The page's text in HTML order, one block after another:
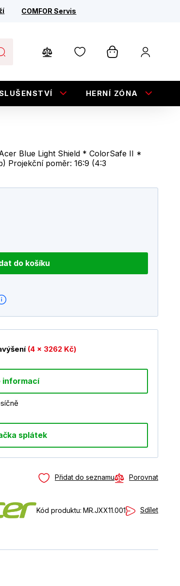
COMFOR Servis
HERNÍ ZÓNA
Blue Light Shield * ColorSafe II *
Projekční poměr: 16:9 (4:3
do košíku
(4 x 3262 Kč)
informací
splátek
Přidat do seznamu Porovnat
Kód produktu: MR.JXX11.001 Sdílet